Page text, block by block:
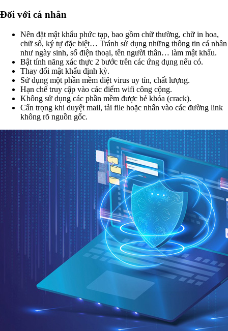
Đối với cá nhân
Nên đặt mật khẩu phức tạp, bao gồm chữ thường, chữ in hoa,
chữ số, ký tự đặc biệt… Tránh sử dụng những thông tin cá nhân
như ngày sinh, số điện thoại, tên người thân… làm mật khẩu.
Bật tính năng xác thực 2 bước trên các ứng dụng nếu có.
Thay đổi mật khẩu định kỳ.
Sử dụng một phần mềm diệt virus uy tín, chất lượng.
Hạn chế truy cập vào các điểm wifi công cộng.
Không sử dụng các phần mềm được bẻ khóa (crack).
Cẩn trọng khi duyệt mail, tải file hoặc nhấn vào các đường link
không rõ nguồn gốc.